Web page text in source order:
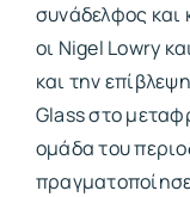
συνάδελφος και
oι Nigel Lowry
και την
Glass στο
ομάδα του